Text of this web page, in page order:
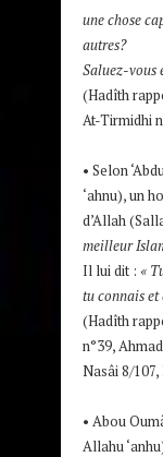
une chose
autres?
Saluez-vous
(Hadîth
At-Tirmidhi
• Selon
‘ahnu), un
d’Allah
meilleur
Il lui dit : «
tu connais et
(Hadîth
n°39,
Nasâi 8/
• Abou
Allahu